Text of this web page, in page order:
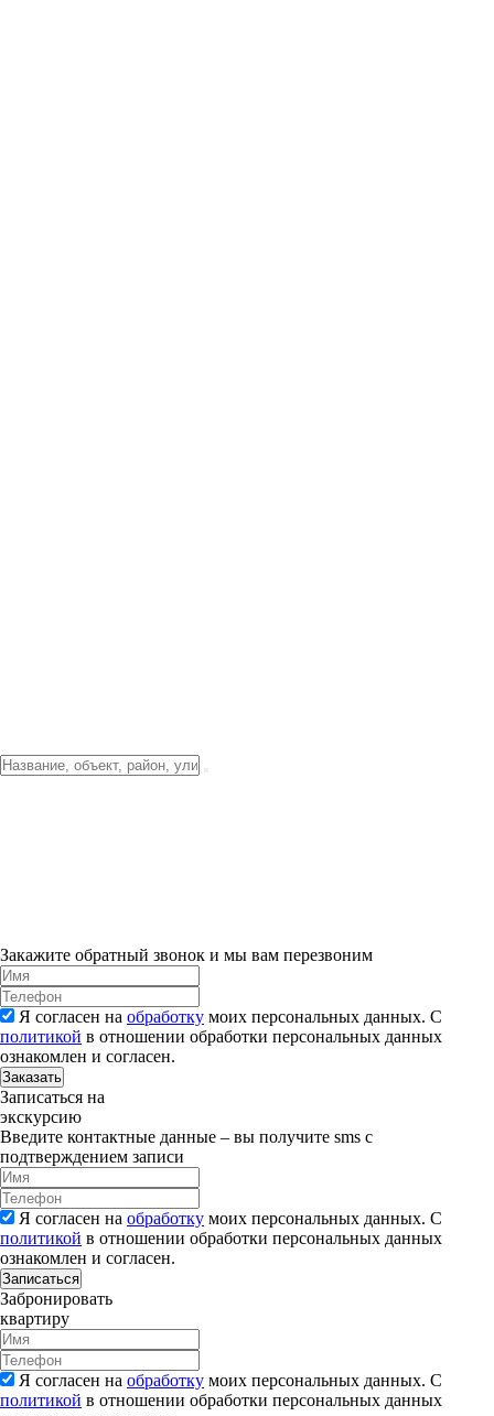
Закажите обратный звонок и мы вам перезвоним
Я согласен на обработку моих персональных данных. С
политикой в отношении обработки персональных данных
ознакомлен и согласен.
Заказать
Записаться на
экскурсию
Введите контактные данные – вы получите sms с
подтверждением записи
Я согласен на обработку моих персональных данных. С
политикой в отношении обработки персональных данных
ознакомлен и согласен.
Записаться
Забронировать
квартиру
Я согласен на обработку моих персональных данных. С
политикой в отношении обработки персональных данных